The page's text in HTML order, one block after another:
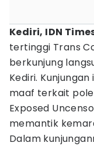
Kediri, IDN
tertinggi Trans
berkunjung
Kediri.
maaf terkait
Exposed
memantik
Dalam